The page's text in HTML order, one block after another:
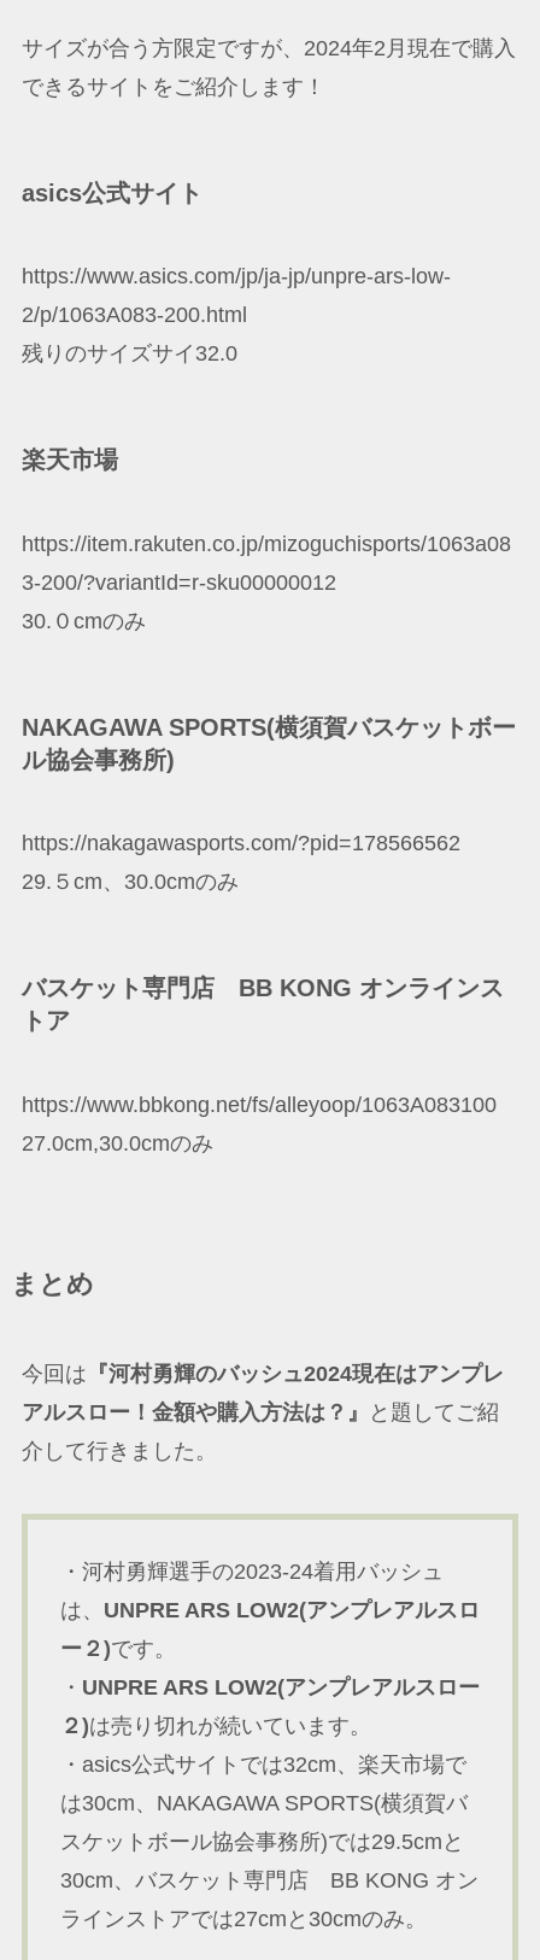
サイズが合う方限定ですが、2024年2月現在で購入
できるサイトをご紹介します！
asics公式サイト
https://www.asics.com/jp/ja-jp/unpre-ars-low-
2/p/1063A083-200.html
残りのサイズサイ32.0
楽天市場
https://item.rakuten.co.jp/mizoguchisports/1063a08
3-200/?variantId=r-sku00000012
30.０cmのみ
NAKAGAWA SPORTS(横須賀バスケットボー
ル協会事務所)
https://nakagawasports.com/?pid=178566562
29.５cm、30.0cmのみ
バスケット専門店 BB KONG オンラインス
トア
https://www.bbkong.net/fs/alleyoop/1063A083100
27.0cm,30.0cmのみ
まとめ
今回は 『河村勇輝のバッシュ2024現在はアンプレ
アルスロー ！金額や購入方法は？』
と題してご紹
介して行きました。
・河村勇輝選手の2023-24着用バッシュ
は、 UNPRE ARS LOW2(アンプレアルスロ
ー２)です。
・ UNPRE ARS LOW2(アンプレアルスロー
２)は売り切れが続いています。
・asics公式サイトでは32cm、楽天市場で
は30cm、NAKAGAWA SPORTS(横須賀バ
スケットボール協会事務所)では29.5cmと
30cm、バスケット専門店 BB KONG オン
ラインストアでは27cmと30cmのみ。